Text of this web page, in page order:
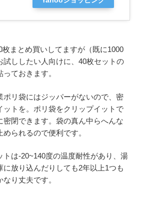
まとめ買いしてますが（既に1000
試ししたい人向けに、40枚セットの
ておきます。
ポリ袋にはジッパーがないので、密
ットを。ポリ袋をクリップイットで
密閉できます。袋の真ん中らへんな
られるので便利です。
トは-20~140度の温度耐性があり、湯
に放り込んだりしても2年以上1つも
り丈夫です。